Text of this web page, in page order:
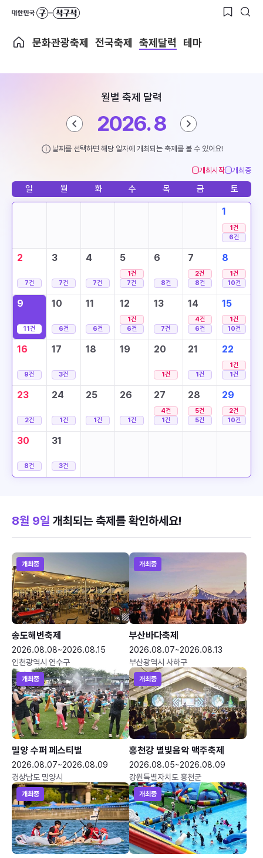
문화관광축제 전국축제 축제달력 테마
월별 축제 달력
2026. 8
날짜를 선택하면 해당 일자에 개최되는 축제를 볼 수 있어요!
개최시작 개최중
일 월 화 수 목 금 토
1
1건
6건
2
7건
3
7건
4
7건
5
1건
7건
6
8건
7
2건
8건
8
1건
10건
9
11건
10
6건
11
6건
12
1건
6건
13
7건
14
4건
6건
15
1건
10건
16
9건
17
3건
18 19 20
1건
21
1건
22
1건
1건
23
2건
24
1건
25
1건
26
1건
27
4건
1건
28
5건
5건
29
2건
10건
30
8건
31
3건
8월 9일 개최되는 축제를 확인하세요!
개최중
송도해변축제
2026.08.08~2026.08.15
인천광역시 연수구
개최중
부산바다축제
2026.08.07~2026.08.13
부산광역시 사하구
개최중
밀양 수퍼 페스티벌
2026.08.07~2026.08.09
경상남도 밀양시
개최중
홍천강 별빛음악 맥주축제
2026.08.05~2026.08.09
강원특별자치도 홍천군
개최중 개최중